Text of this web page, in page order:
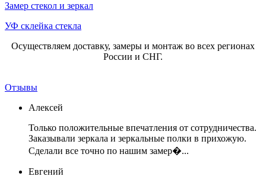
Замер стекол и зеркал
УФ склейка стекла
Осуществляем доставку, замеры и монтаж во всех регионах
России и СНГ.
Отзывы
Алексей
Только положительные впечатления от сотрудничества.
Заказывали зеркала и зеркальные полки в прихожую.
Сделали все точно по нашим замер�...
Евгений